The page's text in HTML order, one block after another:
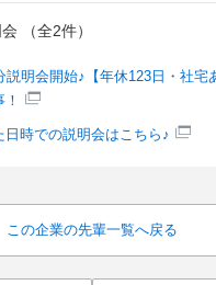
（全2件）
説明会開始♪【年休123日・社宅
日時での説明会はこちら♪
この企業の先輩一覧へ戻る